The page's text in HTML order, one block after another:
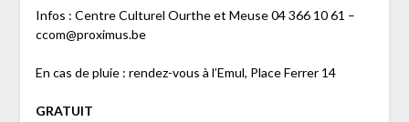
Infos : Centre Culturel Ourthe et Meuse 04 366 10 61 –
ccom@proximus.be
En cas de pluie : rendez-vous à l’Emul, Place Ferrer 14
GRATUIT